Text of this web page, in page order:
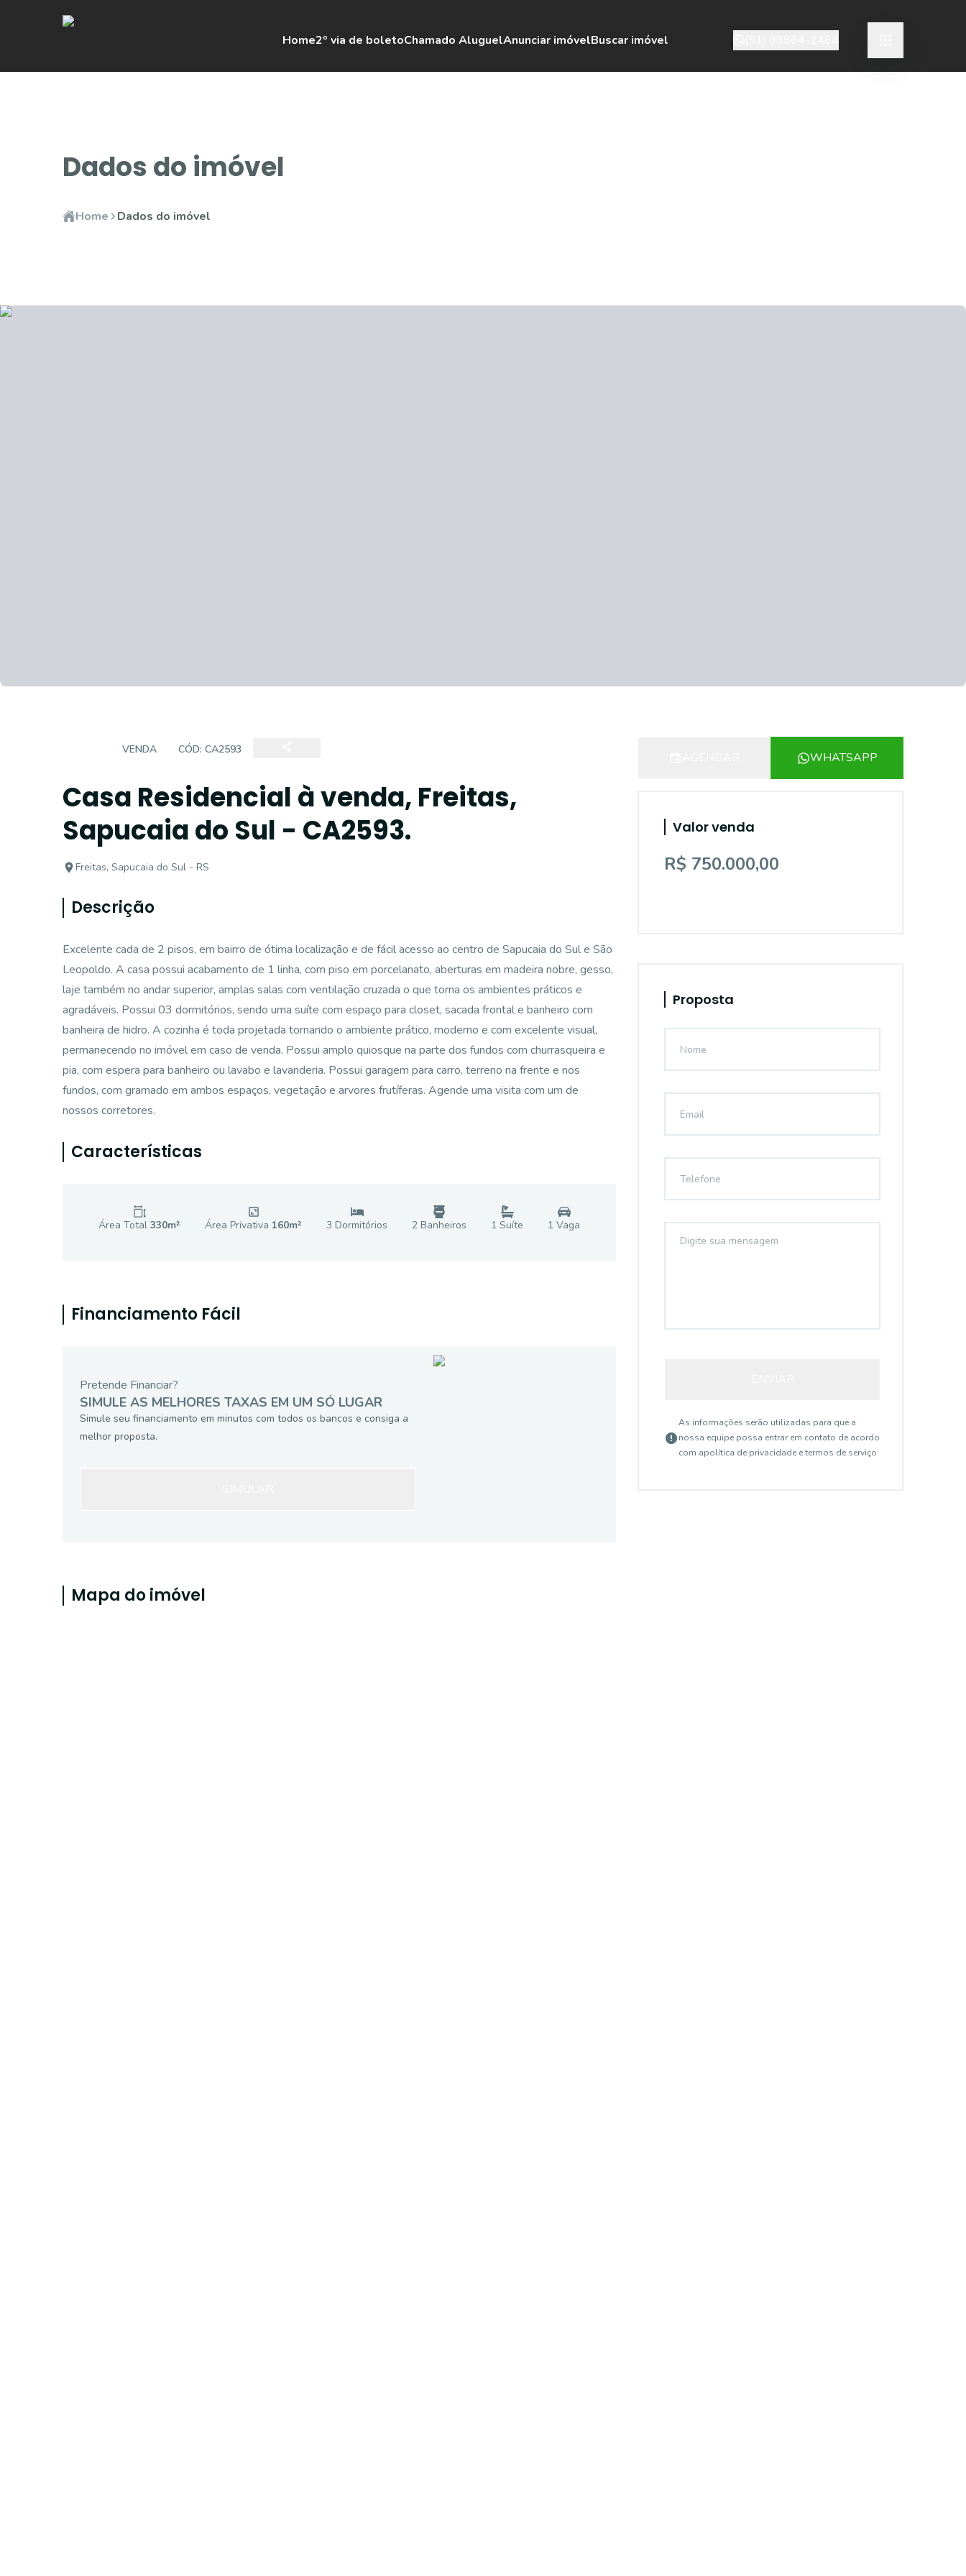
Home2º via de boletoChamado AluguelAnunciar imóvelBuscar imóvel
Dados do imóvel
Home Dados do imóvel
VENDA CÓD: CA2593
Casa Residencial à venda, Freitas,
Sapucaia do Sul - CA2593.
Freitas, Sapucaia do Sul - RS
Descrição
Excelente cada de 2 pisos, em bairro de ótima localização e de fácil acesso ao centro de Sapucaia do Sul e São
Leopoldo. A casa possui acabamento de 1 linha, com piso em porcelanato, aberturas em madeira nobre, gesso,
laje também no andar superior, amplas salas com ventilação cruzada o que torna os ambientes práticos e
agradáveis. Possui 03 dormitórios, sendo uma suíte com espaço para closet, sacada frontal e banheiro com
banheira de hidro. A cozinha é toda projetada tornando o ambiente prático, moderno e com excelente visual,
permanecendo no imóvel em caso de venda. Possui amplo quiosque na parte dos fundos com churrasqueira e
pia, com espera para banheiro ou lavabo e lavanderia. Possui garagem para carro, terreno na frente e nos
fundos, com gramado em ambos espaços, vegetação e arvores frutíferas. Agende uma visita com um de
nossos corretores.
Características
Área Total 330m² Área Privativa 160m² 3 Dormitórios 2 Banheiros 1 Suíte 1 Vaga
Financiamento Fácil
Pretende Financiar?
SIMULE AS MELHORES TAXAS EM UM SÓ LUGAR
Simule seu financiamento em minutos com todos os bancos e consiga a
melhor proposta.
Mapa do imóvel
WHATSAPP
Valor venda
R$ 750.000,00
Proposta
As informações serão utilizadas para que a
nossa equipe possa entrar em contato de acordo
com apolítica de privacidade e termos de serviço